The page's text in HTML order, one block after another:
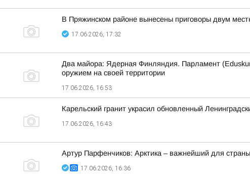
В Пряжинском районе вынесены приговоры двум
17.06.2026, 17:32
Два майора: Ядерная Финляндия. Парламент
оружием на своей территории
17.06.2026, 16:53
Карельский гранит украсил обновленный
17.06.2026, 16:43
Артур Парфенчиков: Арктика – важнейший для
17.06.2026, 16:36